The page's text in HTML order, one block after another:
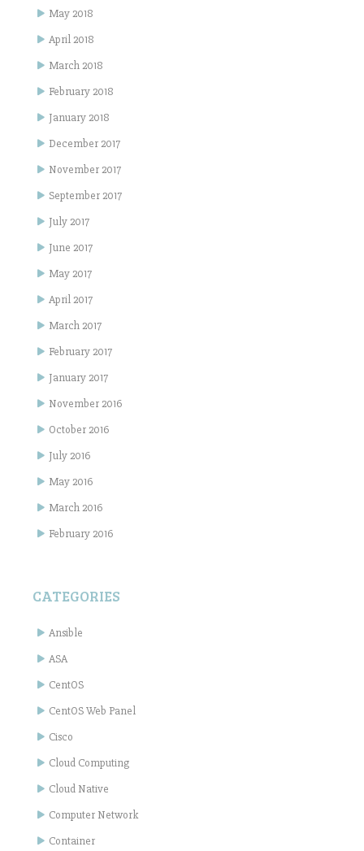
May 2018
April 2018
March 2018
February 2018
January 2018
December 2017
November 2017
September 2017
July 2017
June 2017
May 2017
April 2017
March 2017
February 2017
January 2017
November 2016
October 2016
July 2016
May 2016
March 2016
February 2016
CATEGORIES
Ansible
ASA
CentOS
CentOS Web Panel
Cisco
Cloud Computing
Cloud Native
Computer Network
Container